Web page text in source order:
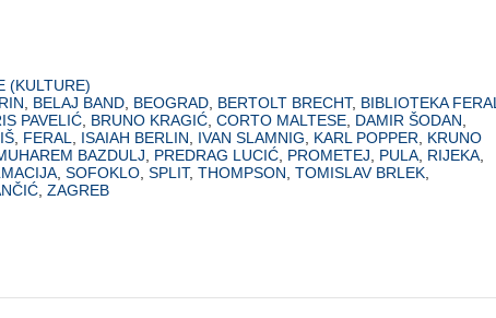
(KULTURE)
BELAJ BAND BEOGRAD BERTOLT BRECHT, BIBLIOTEKA FERAL
PAVELIĆ BRUNO KRAGIĆ CORTO MALTESE DAMIR ŠODAN
FERAL ISAIAH BERLIN IVAN SLAMNIG KARL POPPER
KRUNO
BAZDULJ PREDRAG LUCIĆ PROMETEJ PULA RIJEKA
SOFOKLO SPLIT, THOMPSON TOMISLAV BRLEK
ZAGREB